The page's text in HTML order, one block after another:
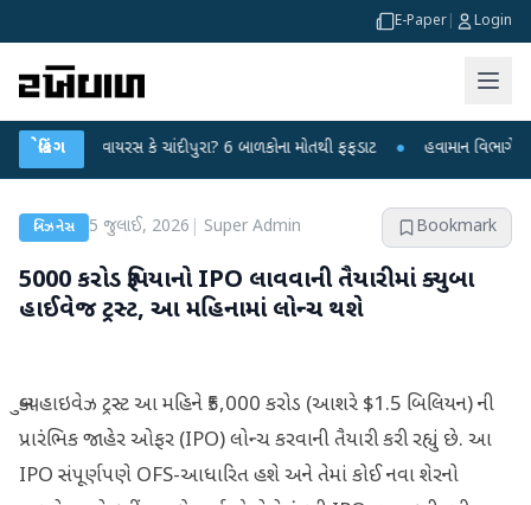
E-Paper Login
બ્રેકિંગ
વાયરસ કે ચાંદીપુરા? 6 બાળકોના મોતથી ફફડાટ ● હવામાન વિભાગે 18 રાજ્યો
બિઝનેસ 5 જુલાઈ, 2026 Super Admin Bookmark
5000 કરોડ રૂપિયાનો IPO લાવવાની તૈયારીમાં ક્યુબા
હાઈવેજ ટ્રસ્ટ, આ મહિનામાં લોન્ચ થશે
ક્યુબ હાઇવેઝ ટ્રસ્ટ આ મહિને ₹5,000 કરોડ (આશરે $1.5 બિલિયન) ની
પ્રારંભિક જાહેર ઓફર (IPO) લોન્ચ કરવાની તૈયારી કરી રહ્યું છે. આ
IPO સંપૂર્ણપણે OFS-આધારિત હશે અને તેમાં કોઈ નવા શેરનો